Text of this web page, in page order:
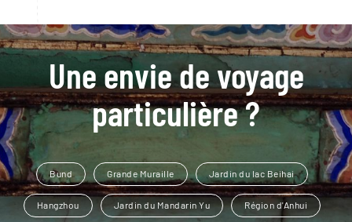
Une envie de voyage
particulière ?
Bund Grande Muraille Jardin du lac Beihai
Hangzhou Jardin du Mandarin Yu Région d'Anhui